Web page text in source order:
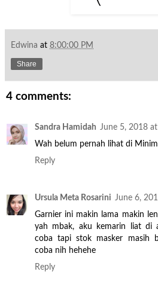
Edwina at 8:00:00 PM
Share
4 comments:
Sandra Hamidah June 5, 2018
Wah belum pernah lihat di
Reply
Ursula Meta Rosarini June 6,
Garnier ini makin lama makin
yah mbak, aku kemarin liat di
coba tapi stok masker masih
coba nih hehehe
Reply